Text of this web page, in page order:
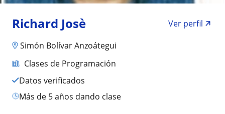
Richard Josè
Ver perfil
Simón Bolívar Anzoátegui
Clases de Programación
Datos verificados
más de 5 años dando clase